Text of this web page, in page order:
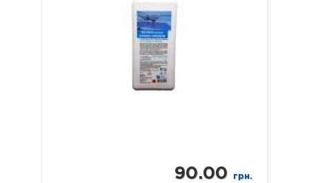
90.00 грн.